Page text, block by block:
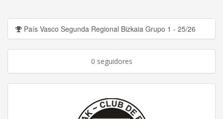
País Vasco Segunda Regional Bizkaia Grupo 1 - 25/26
0 seguidores